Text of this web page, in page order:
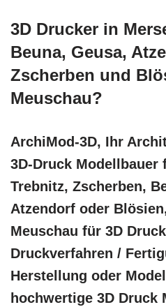
3D Drucker in
Beuna, Geusa,
Zscherben und
Meuschau?
ArchiMod-3D, Ihr
3D-Druck Modellbauer
Trebnitz, Zscherben,
Atzendorf oder
Meuschau für 3D
Druckverfahren /
Herstellung oder
hochwertige 3D Druck